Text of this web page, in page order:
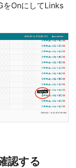
をOnにしてLinks
認する